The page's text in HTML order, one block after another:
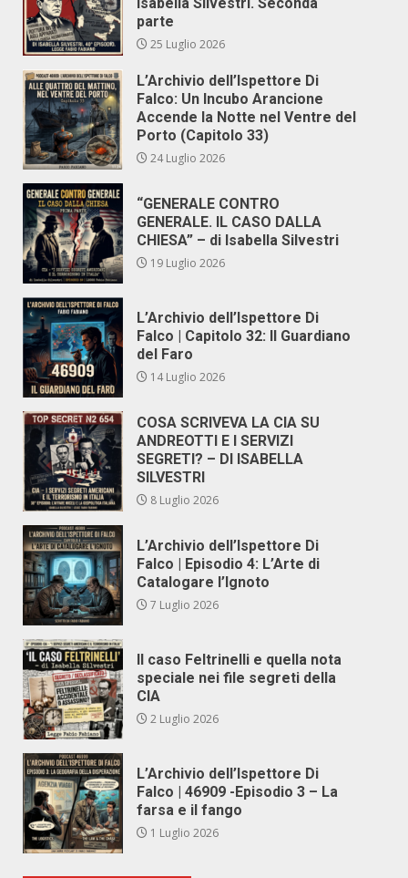
parte
25 Luglio 2026
L’Archivio dell’Ispettore Di
Falco: Un Incubo Arancione
Accende la Notte nel Ventre del
Porto (Capitolo 33)
24 Luglio 2026
“GENERALE CONTRO
GENERALE. IL CASO DALLA
CHIESA” – di Isabella Silvestri
19 Luglio 2026
L’Archivio dell’Ispettore Di
Falco | Capitolo 32: Il Guardiano
del Faro
14 Luglio 2026
COSA SCRIVEVA LA CIA SU
ANDREOTTI E I SERVIZI
SEGRETI? – DI ISABELLA
SILVESTRI
8 Luglio 2026
L’Archivio dell’Ispettore Di
Falco | Episodio 4: L’Arte di
Catalogare l’Ignoto
7 Luglio 2026
Il caso Feltrinelli e quella nota
speciale nei file segreti della
CIA
2 Luglio 2026
L’Archivio dell’Ispettore Di
Falco | 46909 -Episodio 3 – La
farsa e il fango
1 Luglio 2026